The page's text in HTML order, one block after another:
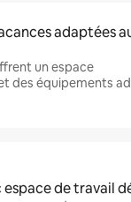
adaptées
un espace
des équipements
espace de travail